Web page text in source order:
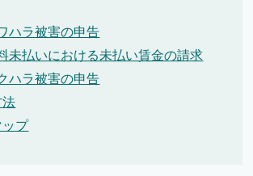
ハラ被害の申告
未払いにおける未払い賃金の請求
ハラ被害の申告
法
ップ